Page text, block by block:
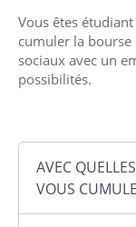
Vous êtes
cumuler la
sociaux avec un
possibilités.
AVEC
VOUS